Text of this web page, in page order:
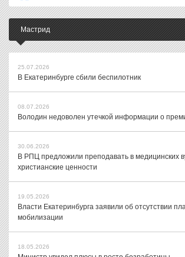
Мастрид
25.07.2026
В Екатеринбурге сбили беспилотник
08.07.2026
Володин недоволен утечкой информации о
30.06.2026
В РПЦ предложили преподавать в медицинских
христианские ценности
19.05.2026
Власти Екатеринбурга заявили об отсутствии
мобилизации
18.05.2026